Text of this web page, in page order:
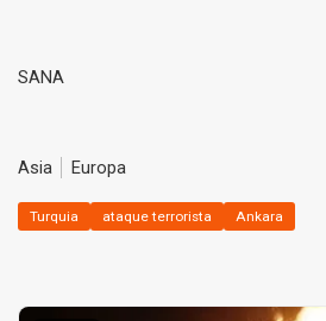
o
k
o
n
m
o
p
ar
t
SANA
SAN
ASS
Asia Europa
Turquia ataque terrorista Ankara